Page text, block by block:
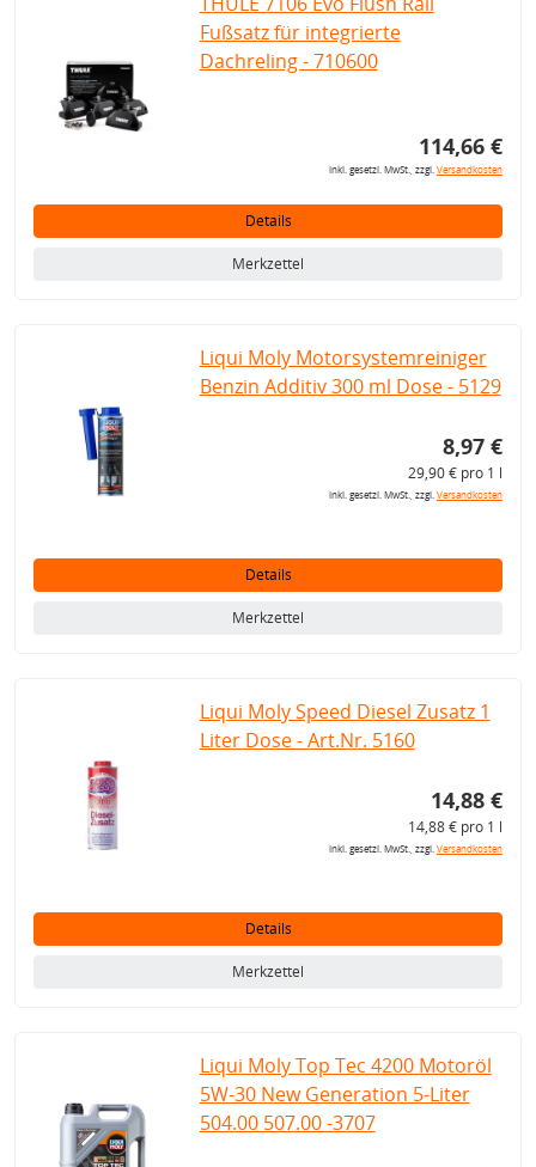
Fußsatz für integrierte
Dachreling - 710600
114,66 €
inkl. gesetzl. MwSt., zzgl.Versandkosten
Details
Merkzettel
Liqui Moly Motorsystemreiniger
Benzin Additiv 300 ml Dose - 5129
8,97 €
29,90 € pro 1 l
inkl. gesetzl. MwSt., zzgl.Versandkosten
Details
Merkzettel
Liqui Moly Speed Diesel Zusatz 1
Liter Dose - Art.Nr. 5160
14,88 €
14,88 € pro 1 l
inkl. gesetzl. MwSt., zzgl.Versandkosten
Details
Merkzettel
Liqui Moly Top Tec 4200 Motoröl
5W-30 New Generation 5-Liter
504.00 507.00 -3707